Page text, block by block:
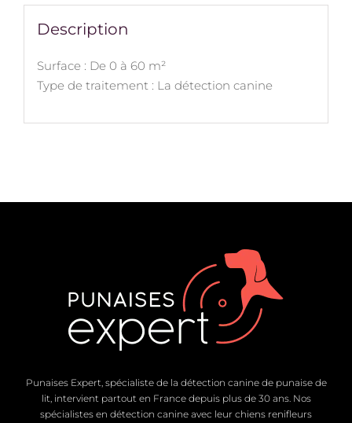
Description
Surface : De 0 à 60 m²
Type de traitement : La détection canine
Punaises Expert, spécialiste de la détection canine de punaise de
lit, intervient partout en France depuis plus de 30 ans. Nos
spécialistes en détection canine avec leur chiens renifleurs